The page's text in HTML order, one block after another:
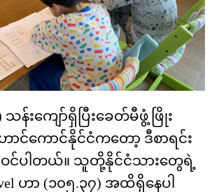
သန်းကျော်ရှိပြီးခေတ်မီဖွံ့ဖြိုး
င်ကောင်နိုင်ငံကတော့ ဒီစာရင်း
င်ပါတယ်။ သူတို့နိုင်ငံသားတွေရဲ့
ဟာ (၁၀၅.၃၇) အထိရှိနေပါ